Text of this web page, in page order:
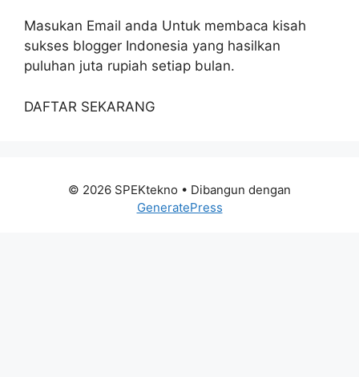
Masukan Email anda Untuk membaca kisah
sukses blogger Indonesia yang hasilkan
puluhan juta rupiah setiap bulan.
DAFTAR SEKARANG
© 2026 SPEKtekno • Dibangun dengan
GeneratePress